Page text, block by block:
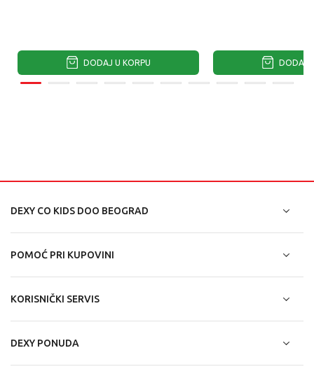
DODAJ U KORPU DODAJ
DEXY CO KIDS DOO BEOGRAD
POMOĆ PRI KUPOVINI
KORISNIČKI SERVIS
DEXY PONUDA